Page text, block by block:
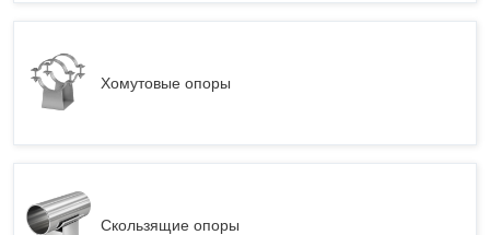
Хомутовые опоры
Скользящие опоры